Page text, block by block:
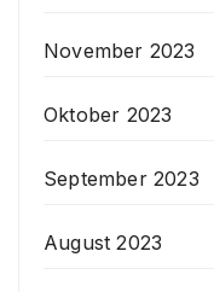
November 2023
Oktober 2023
September 2023
August 2023